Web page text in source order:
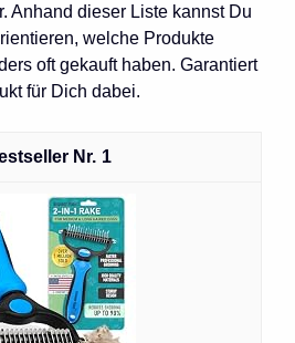
Anhand dieser Liste kannst Du
welche Produkte
oft gekauft haben. Garantiert
für Dich dabei.
1